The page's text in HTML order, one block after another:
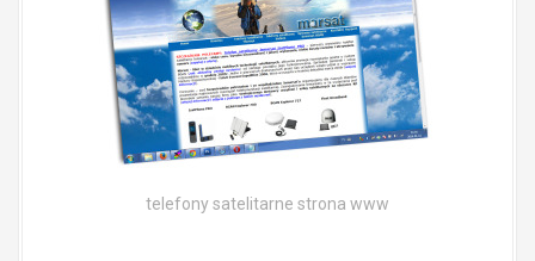
telefony satelitarne strona www